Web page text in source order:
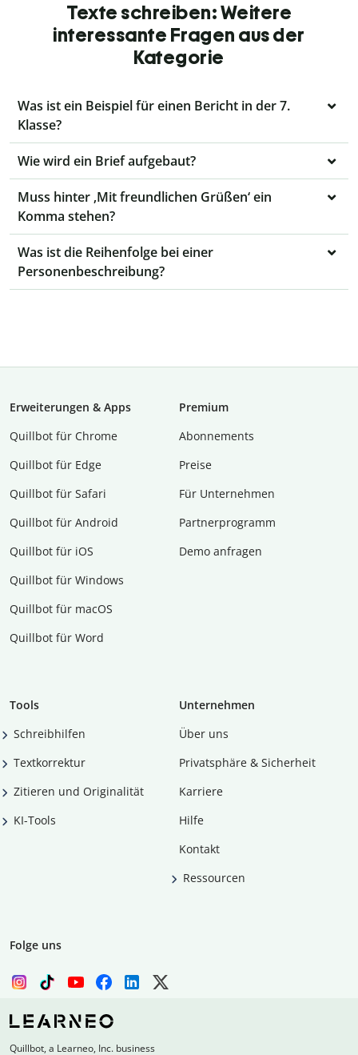
Texte schreiben: Weitere
interessante Fragen aus der
Kategorie
Was ist ein Beispiel für einen Bericht in der 7.
Klasse?
Wie wird ein Brief aufgebaut?
Muss hinter ‚Mit freundlichen Grüßen‘ ein
Komma stehen?
Was ist die Reihenfolge bei einer
Personenbeschreibung?
Erweiterungen & Apps
Quillbot für Chrome
Quillbot für Edge
Quillbot für Safari
Quillbot für Android
Quillbot für iOS
Quillbot für Windows
Quillbot für macOS
Quillbot für Word
Premium
Abon­ne­ments
Preise
Für Unternehmen
Partnerprogramm
Demo anfragen
Tools
Schreibhilfen
Textkorrektur
Zitieren und Originalität
KI-Tools
Unternehmen
Über uns
Privatsphäre & Sicherheit
Karriere
Hilfe
Kontakt
Ressourcen
Folge uns
Quillbot, a Learneo, Inc. business